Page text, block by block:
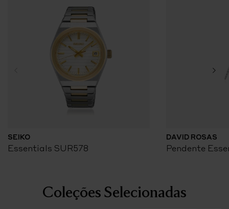
SEIKO
Essentials SUR578
DAVID ROSAS
Pendente
Coleções Selecionadas